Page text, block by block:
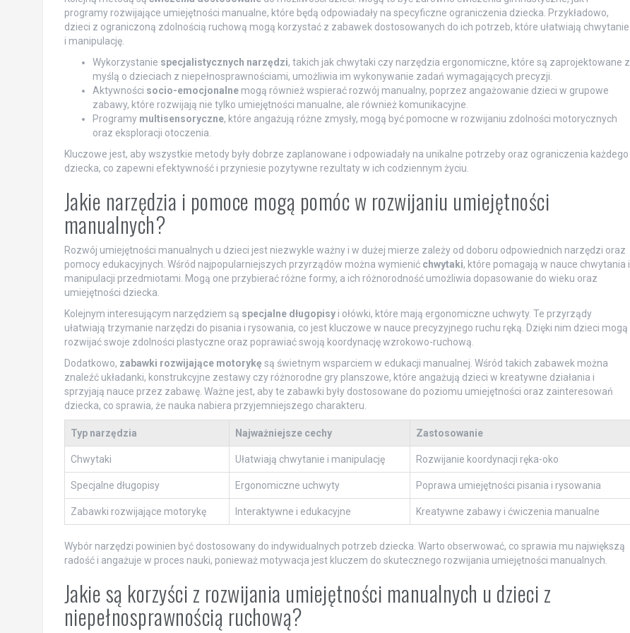
programy rozwijające umiejętności manualne, które będą odpowiadały na specyficzne ograniczenia dziecka. Przykładowo,
dzieci z ograniczoną zdolnością ruchową mogą korzystać z zabawek dostosowanych do ich potrzeb, które ułatwiają chwytanie
i manipulację.
Wykorzystanie specjalistycznych narzędzi, takich jak chwytaki czy narzędzia ergonomiczne, które są zaprojektowane z
myślą o dzieciach z niepełnosprawnościami, umożliwia im wykonywanie zadań wymagających precyzji.
Aktywności socio-emocjonalnemogą również wspierać rozwój manualny, poprzez angażowanie dzieci w grupowe
zabawy, które rozwijają nie tylko umiejętności manualne, ale również komunikacyjne.
Programy multisensoryczne, które angażują różne zmysły, mogą być pomocne w rozwijaniu zdolności motorycznych
oraz eksploracji otoczenia.
Kluczowe jest, aby wszystkie metody były dobrze zaplanowane i odpowiadały na unikalne potrzeby oraz ograniczenia każdego
dziecka, co zapewni efektywność i przyniesie pozytywne rezultaty w ich codziennym życiu.
Jakie narzędzia i pomoce mogą pomóc w rozwijaniu umiejętności
manualnych?
Rozwój umiejętności manualnych u dzieci jest niezwykle ważny i w dużej mierze zależy od doboru odpowiednich narzędzi oraz
pomocy edukacyjnych. Wśród najpopularniejszych przyrządów można wymienić chwytaki, które pomagają w nauce chwytania i
manipulacji przedmiotami. Mogą one przybierać różne formy, a ich różnorodność umożliwia dopasowanie do wieku oraz
umiejętności dziecka.
Kolejnym interesującym narzędziem są specjalne długopisyi ołówki, które mają ergonomiczne uchwyty. Te przyrządy
ułatwiają trzymanie narzędzi do pisania i rysowania, co jest kluczowe w nauce precyzyjnego ruchu ręką. Dzięki nim dzieci mogą
rozwijać swoje zdolności plastyczne oraz poprawiać swoją koordynację wzrokowo-ruchową.
Dodatkowo, zabawki rozwijające motorykę są świetnym wsparciem w edukacji manualnej. Wśród takich zabawek można
znaleźć układanki, konstrukcyjne zestawy czy różnorodne gry planszowe, które angażują dzieci w kreatywne działania i
sprzyjają nauce przez zabawę. Ważne jest, aby te zabawki były dostosowane do poziomu umiejętności oraz zainteresowań
dziecka, co sprawia, że nauka nabiera przyjemniejszego charakteru.
Typ narzędzia Najważniejsze cechy Zastosowanie
Chwytaki Ułatwiają chwytanie i manipulację Rozwijanie koordynacji ręka-oko
Specjalne długopisy Ergonomiczne uchwyty Poprawa umiejętności pisania i rysowania
Zabawki rozwijające motorykę Interaktywne i edukacyjne Kreatywne zabawy i ćwiczenia manualne
Wybór narzędzi powinien być dostosowany do indywidualnych potrzeb dziecka. Warto obserwować, co sprawia mu największą
radość i angażuje w proces nauki, ponieważ motywacja jest kluczem do skutecznego rozwijania umiejętności manualnych.
Jakie są korzyści z rozwijania umiejętności manualnych u dzieci z
niepełnosprawnością ruchową?